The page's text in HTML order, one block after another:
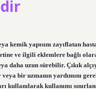
kemik yapısını zayıflatan
ve ilgili eklemlere bağlı
daha uzun sürebilir. Çıkık
bir uzmanın yardımını
kullanımı